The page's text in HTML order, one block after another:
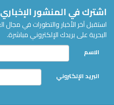
اشترك في المنشور الإخباري
استقبل آخر الأخبار والتطورات في
البحرية على بريدك الإلكتروني مباشرة.
الاسم
البريد الإلكتروني